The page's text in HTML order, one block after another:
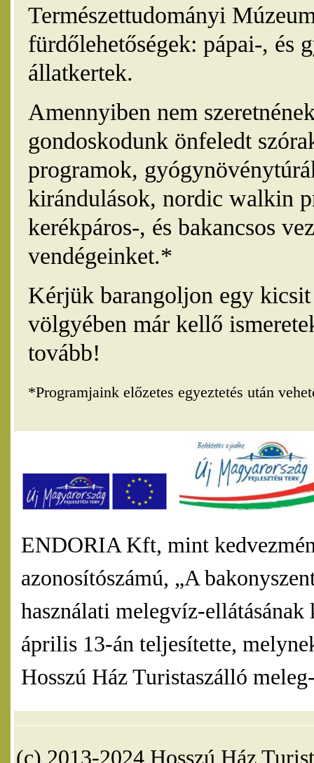
Természettudományi
fürdőlehetőségek: pápai-, és
állatkertek.
Amennyiben nem
gondoskodunk önfeledt
programok,
kirándulások, nordic walkin
kerékpáros-, és bakancsos
vendégeinket.*
Kérjük barangoljon egy
völgyében már kellő
tovább!
*Programjaink előzetes egyeztetés után
ENDORIA Kft, mint
azonosítószámú, „A
használati melegvíz-
április 13-án teljesítette,
Hosszú Ház Turistaszálló
(c) 2013-2024 Hosszú Ház